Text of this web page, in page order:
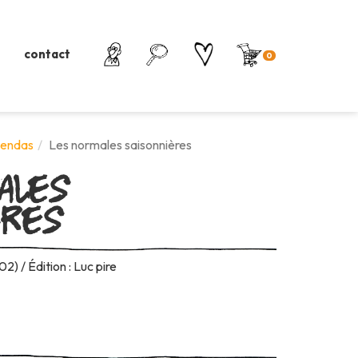
0
contact
Les normales saisonnières
/ Édition : Luc pire